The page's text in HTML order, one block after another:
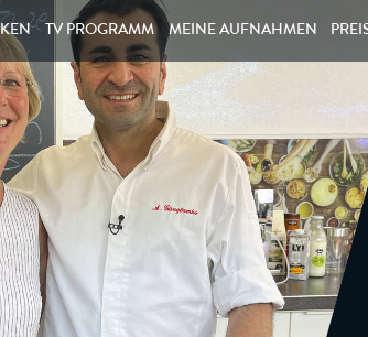
TV PROGRAMM MEINE AUFNAHMEN